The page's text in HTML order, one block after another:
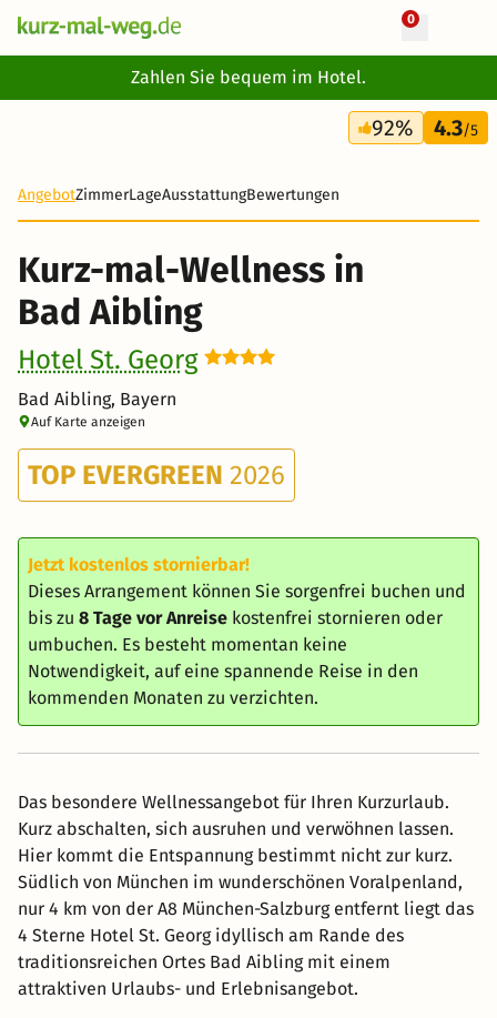
0
Zahlen Sie bequem im Hotel.
3 Tage
305 €
92% 4.3/5
AngebotZimmerLageAusstattungBewertungen
Kurz-mal-Wellness in
Bad Aibling
Hotel St. Georg
Bad Aibling, Bayern
Auf Karte anzeigen
TOP EVERGREEN 2026
Jetzt kostenlos stornierbar!
Dieses Arrangement können Sie sorgenfrei buchen und
bis zu 8 Tage vor Anreise kostenfrei stornieren oder
umbuchen. Es besteht momentan keine
Notwendigkeit, auf eine spannende Reise in den
kommenden Monaten zu verzichten.
Das besondere Wellnessangebot für Ihren Kurzurlaub.
Kurz abschalten, sich ausruhen und verwöhnen lassen.
Hier kommt die Entspannung bestimmt nicht zur kurz.
Südlich von München im wunderschönen Voralpenland,
nur 4 km von der A8 München-Salzburg entfernt liegt das
4 Sterne Hotel St. Georg idyllisch am Rande des
traditionsreichen Ortes Bad Aibling mit einem
attraktiven Urlaubs- und Erlebnisangebot.